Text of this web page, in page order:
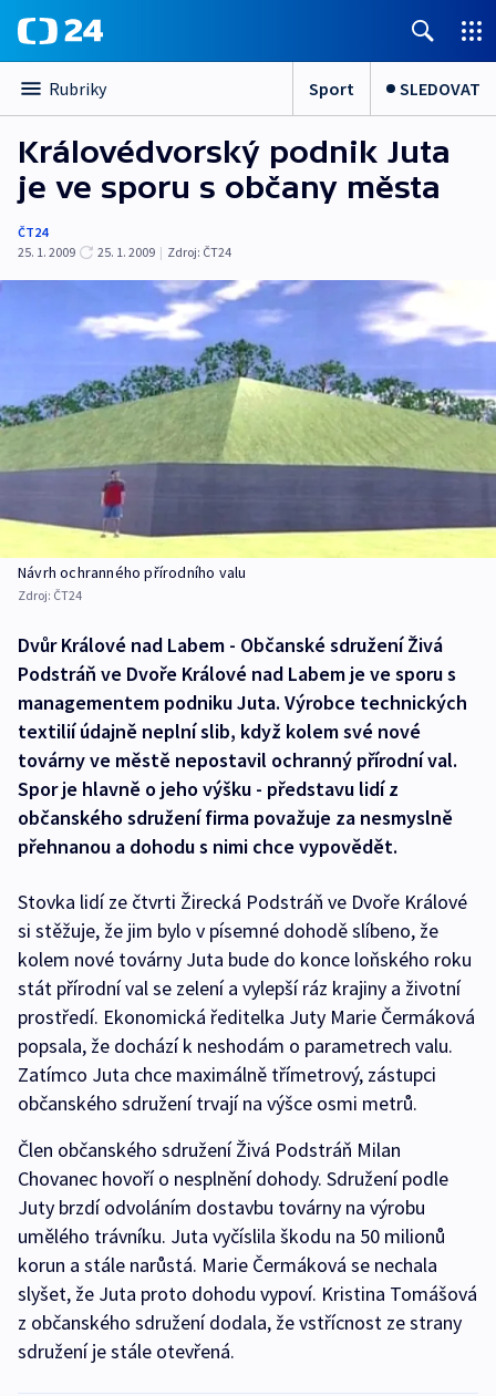
Rubriky Sport SLEDOVAT
Královédvorský podnik Juta
je ve sporu s občany města
ČT24
25. 1. 2009
25. 1. 2009 | Zdroj: ČT24
Návrh ochranného přírodního valu
Zdroj: ČT24
Dvůr Králové nad Labem - Občanské sdružení Živá
Podstráň ve Dvoře Králové nad Labem je ve sporu s
managementem podniku Juta. Výrobce technických
textilií údajně neplní slib, když kolem své nové
továrny ve městě nepostavil ochranný přírodní val.
Spor je hlavně o jeho výšku - představu lidí z
občanského sdružení firma považuje za nesmyslně
přehnanou a dohodu s nimi chce vypovědět.
Stovka lidí ze čtvrti Žirecká Podstráň ve Dvoře Králové
si stěžuje, že jim bylo v písemné dohodě slíbeno, že
kolem nové továrny Juta bude do konce loňského roku
stát přírodní val se zelení a vylepší ráz krajiny a životní
prostředí. Ekonomická ředitelka Juty Marie Čermáková
popsala, že dochází k neshodám o parametrech valu.
Zatímco Juta chce maximálně třímetrový, zástupci
občanského sdružení trvají na výšce osmi metrů.
Člen občanského sdružení Živá Podstráň Milan
Chovanec hovoří o nesplnění dohody. Sdružení podle
Juty brzdí odvoláním dostavbu továrny na výrobu
umělého trávníku. Juta vyčíslila škodu na 50 milionů
korun a stále narůstá. Marie Čermáková se nechala
slyšet, že Juta proto dohodu vypoví. Kristina Tomášová
z občanského sdružení dodala, že vstřícnost ze strany
sdružení je stále otevřená.